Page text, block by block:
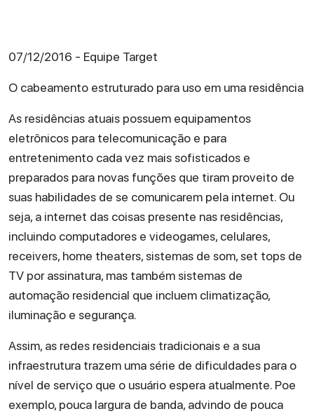
07/12/2016 - Equipe Target
O cabeamento estruturado para uso em uma residência
As residências atuais possuem equipamentos
eletrônicos para telecomunicação e para
entretenimento cada vez mais sofisticados e
preparados para novas funções que tiram proveito de
suas habilidades de se comunicarem pela internet. Ou
seja, a internet das coisas presente nas residências,
incluindo computadores e videogames, celulares,
receivers, home theaters, sistemas de som, set tops de
TV por assinatura, mas também sistemas de
automação residencial que incluem climatização,
iluminação e segurança.
Assim, as redes residenciais tradicionais e a sua
infraestrutura trazem uma série de dificuldades para o
nível de serviço que o usuário espera atualmente. Poe
exemplo, pouca largura de banda, advindo de pouca